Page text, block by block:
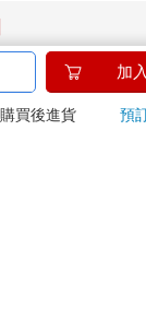
帳號『完成綁定』
加
購買後進貨 預